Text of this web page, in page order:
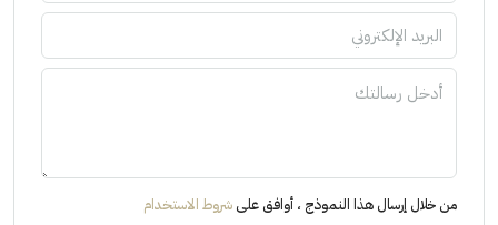
من خلال إرسال هذا النموذج ، أوافق على شروط الاستخدام